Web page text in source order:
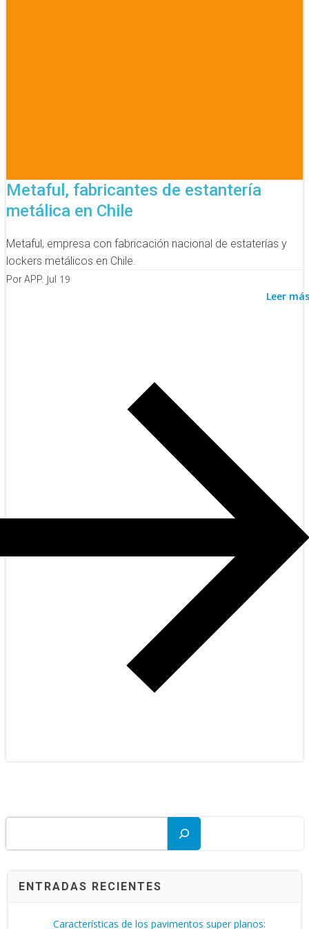
Metaful, fabricantes de estantería
metálica en Chile
Metaful, empresa con fabricación nacional de estaterías y
lockers metálicos en Chile.
Por APP. Jul 19
Leer más
ENTRADAS RECIENTES
Características de los pavimentos super planos: